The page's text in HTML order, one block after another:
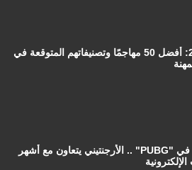
فيفا 23: أفضل 50 مهاجمًا وتصنيفاتهم المتوقعة في
ميسي في "PUBG" .. الأرجنتيني يتعاون مع أشهر
الإلكترونية